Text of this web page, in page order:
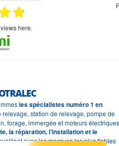
here.
les spécialistes numéro 1 en
relevage, station de relevage, pompe de
forage, immergée et moteurs
la réparation, l'installation et le
avec les marques les plus fiables